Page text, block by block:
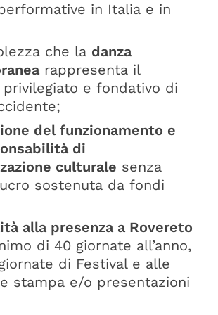
in Italia e in
che la danza
rappresenta il
privilegiato e fondativo di
del funzionamento e
di
culturale senza
sostenuta da fondi
alla presenza a Rovereto
di 40 giornate all’anno,
di Festival e alle
stampa e/o presentazioni